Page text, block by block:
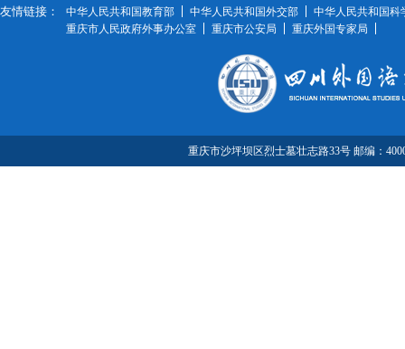
友情链接： 中华人民共和国教育部 中华人民共和国外交部
中华人民共和国科
重庆市人民政府外事办公室
重庆市公安局 重庆外国专家局
重庆市沙坪坝区烈士墓壮志路33号 邮编：